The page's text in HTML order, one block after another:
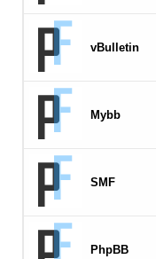
vBulletin
Mybb
SMF
PhpBB